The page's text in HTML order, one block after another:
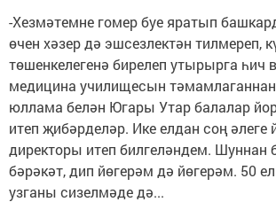
-Хезмәтемне гомер буе яратып
өчен хәзер дә эшсезлектән тилмереп,
төшенкелегенә бирелеп утырырга
медицина училищесын тәмамлаганнан
юллама белән Югары Утар балалар
итеп җибәрделәр. Ике елдан соң әлеге
директоры итеп билгеләндем. Шуннан
бәрәкәт, дип йөгерәм дә йөгерәм. 50
узганы сизелмәде дә...